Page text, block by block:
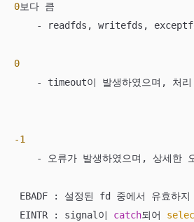
0보다 큼
- readfds, writefds,
0
- timeout이 발생하였으며, 처
-1
- 오류가 발생하였으며, 상세한
EBADF : 설정된 fd 중에서 유효하
EINTR : signal이 catch되어